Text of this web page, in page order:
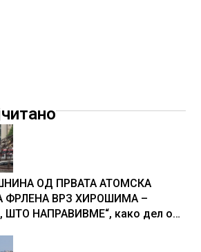
ОД ПРВАТА АТОМСКА
ФРЛЕНА ВРЗ ХИРОШИМА –
ШТО НАПРАВИВМЕ“, како дел од
во бомбардирањето го